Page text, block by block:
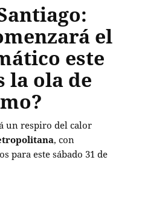
el
este
la ola de
un respiro del calor
, con
para este sábado 31 de
en Santiago: ¿Cuándo